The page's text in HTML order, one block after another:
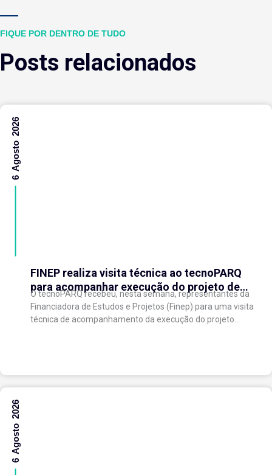
FIQUE POR DENTRO DE TUDO
Posts relacionados
FINEP realiza visita técnica ao tecnoPARQ
para acompanhar execução do projeto de
expansão do Parque Tecnológico
O tecnoPARQ recebeu, nesta semana, representantes da
Financiadora de Estudos e Projetos (Finep) para uma visita
técnica de acompanhamento da execução do projeto
6 Agosto 2026
6 Agosto 2026